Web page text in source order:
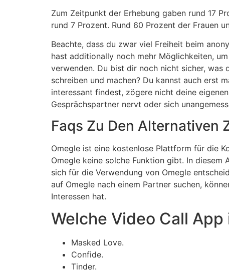
Zum Zeitpunkt der Erhebung gaben rund 17
rund 7 Prozent. Rund 60 Prozent der Frauen
Beachte, dass du zwar viel Freiheit beim
hast additionally noch mehr Möglichkeiten,
verwenden. Du bist dir noch nicht sicher, was
schreiben und machen? Du kannst auch erst
interessant findest, zögere nicht deine
Gesprächspartner nervt oder sich
Faqs Zu Den Alternativen
Omegle ist eine kostenlose Plattform für die
Omegle keine solche Funktion gibt. In
sich für die Verwendung von Omegle
auf Omegle nach einem Partner suchen,
Interessen hat.
Welche Video Call
Masked Love.
Confide.
Tinder.